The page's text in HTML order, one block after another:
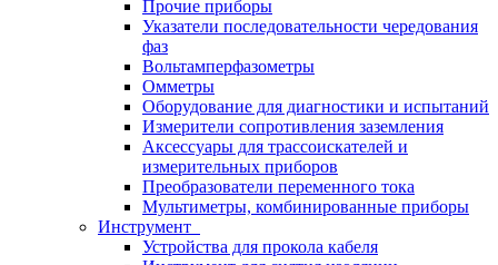
Прочие приборы
Указатели последовательности чередования
фаз
Вольтамперфазометры
Омметры
Оборудование для диагностики и испытаний
Измерители сопротивления заземления
Аксессуары для трассоискателей и
измерительных приборов
Преобразователи переменного тока
Мультиметры, комбинированные приборы
Инструмент
Устройства для прокола кабеля